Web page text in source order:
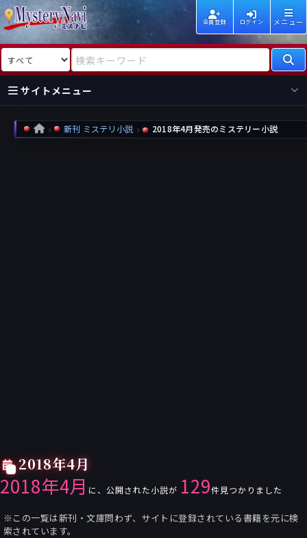
会員登録 ログイン メニュー
検索対象 検索キーワード
サイトメニュー
国内
作家
海外
作家
新着
レビュー
新刊
情報
HOME 新刊 ミステリ小説 2018年4月発売のミステリー小説
2018年4月
2018年4月 に、公開された小説が 129件見つかりました
※この一覧は新刊・文庫問わず、サイトに登録されている書籍を元に検
索されています。